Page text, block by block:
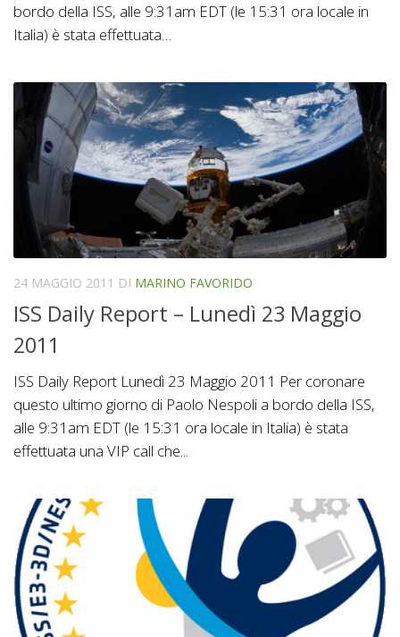
bordo della ISS, alle 9:31am EDT (le 15:31 ora locale in
Italia) è stata effettuata…
24 MAGGIO 2011 DI MARINO FAVORIDO
ISS Daily Report – Lunedì 23 Maggio
2011
ISS Daily Report Lunedì 23 Maggio 2011 Per coronare
questo ultimo giorno di Paolo Nespoli a bordo della ISS,
alle 9:31am EDT (le 15:31 ora locale in Italia) è stata
effettuata una VIP call che...